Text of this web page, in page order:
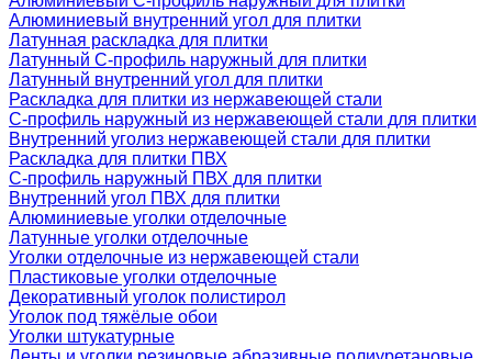
Алюминиевый внутренний угол для плитки
Латунная раскладка для плитки
Латунный С-профиль наружный для плитки
Латунный внутренний угол для плитки
Раскладка для плитки из нержавеющей стали
С-профиль наружный из нержавеющей стали для плитки
Внутренний уголиз нержавеющей стали для плитки
Раскладка для плитки ПВХ
С-профиль наружный ПВХ для плитки
Внутренний угол ПВХ для плитки
Алюминиевые уголки отделочные
Латунные уголки отделочные
Уголки отделочные из нержавеющей стали
Пластиковые уголки отделочные
Декоративный уголок полистирол
Уголок под тяжёлые обои
Уголки штукатурные